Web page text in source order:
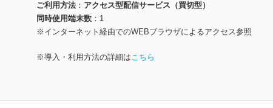
ご利用方法
アクセス型配信サービス（買切型）
同時使用端末数
1
※インターネット経由でのWEBブラウザによるアクセス参照
※導入・利用方法の詳細はこちら